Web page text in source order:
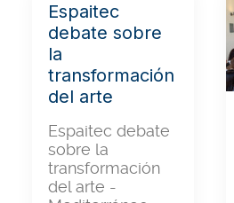
Espaitec
debate sobre
la
transformación
del arte
Espaitec debate
sobre la
transformación
del arte -